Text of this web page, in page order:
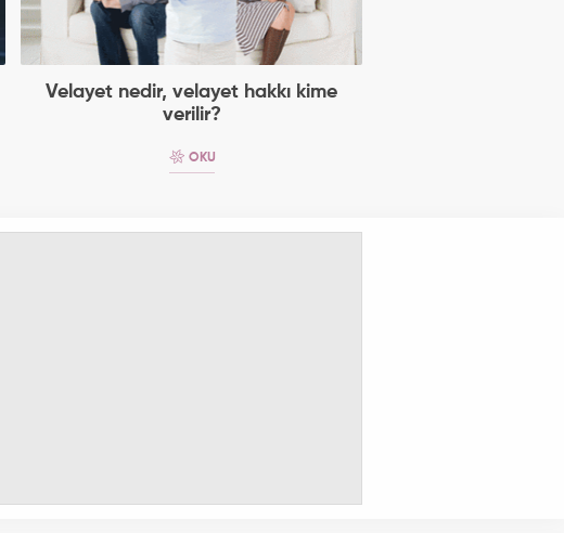
Velayet nedir, velayet hakkı kime
verilir?
OKU